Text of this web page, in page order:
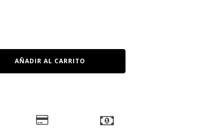
AÑADIR AL CARRITO